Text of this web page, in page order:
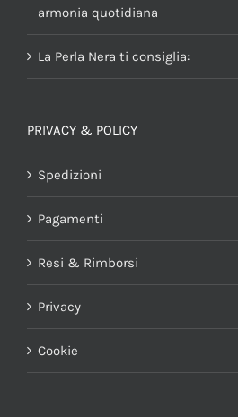
armonia quotidiana
La Perla Nera ti consiglia:
PRIVACY & POLICY
Spedizioni
Pagamenti
Resi & Rimborsi
Privacy
Cookie